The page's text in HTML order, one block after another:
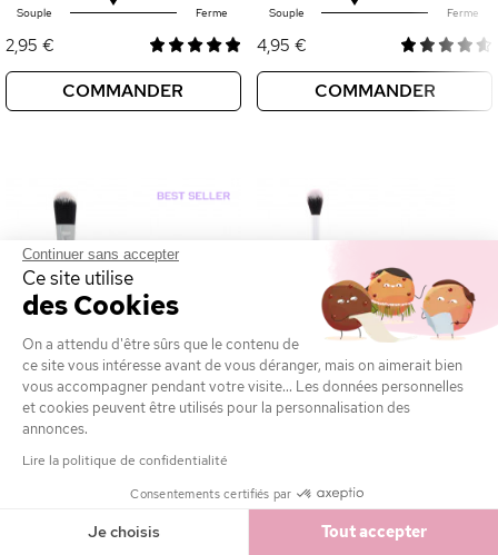
Souple Ferme
2,95 €
COMMANDER
Souple Ferme
4,95 €
COMMANDER
Pinceau de Précision Highlighter
Professionnel
Continuer sans accepter
Ce site utilise
des Cookies
On a attendu d'être sûrs que le contenu de
ce site vous intéresse avant de vous déranger, mais on aimerait bien
vous accompagner pendant votre visite... Les données personnelles
et cookies peuvent être utilisés pour la personnalisation des
annonces.
Lire la politique de confidentialité
Consentements certifiés par
Je choisis Tout accepter